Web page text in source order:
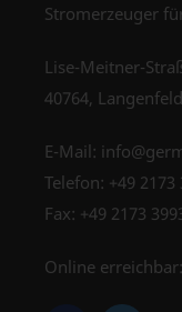
Stromerzeuger
Lise-Meitner-
40764,
E-Mail:
Telefon: +49 2173
Fax: +49 2173
Online erreichbar: